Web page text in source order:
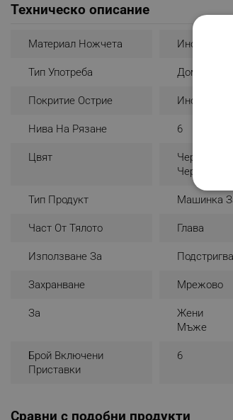
Техническо описание
Материал Ножчета Инокс
Тип Употреба Домашна
Покритие Острие Инокс
Нива На Рязане 6
Цвят
Червен
Черен
Тип Продукт Машинка
Част От Тялото Глава
Използване За
Захранване Мрежово
За
Жени
Мъже
Брой Включени
Приставки
6
Сравни с подобни продукти